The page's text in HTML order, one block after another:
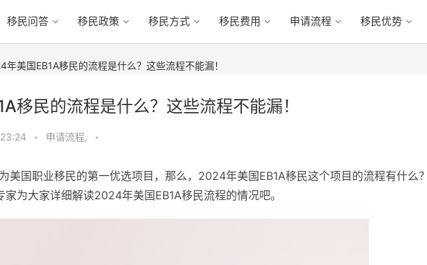
移民问答 移民政策 移民方式 移民费用 申请流程 移民优势
年美国EB1A移民的流程是什么？这些流程不能漏！
移民的流程是什么？这些流程不能漏！
• 申请流程, •
美国职业移民的第一优选项目，那么，2024年美国EB1A移民这个项目的流程有什么
家为大家详细解读2024年美国EB1A移民流程的情况吧。